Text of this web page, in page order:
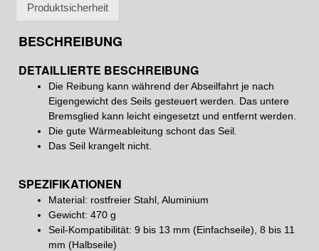
Produktsicherheit
BESCHREIBUNG
DETAILLIERTE BESCHREIBUNG
Die Reibung kann während der Abseilfahrt je nach
Eigengewicht des Seils gesteuert werden. Das untere
Bremsglied kann leicht eingesetzt und entfernt werden.
Die gute Wärmeableitung schont das Seil.
Das Seil krangelt nicht.
SPEZIFIKATIONEN
Material: rostfreier Stahl, Aluminium
Gewicht: 470 g
Seil-Kompatibilität: 9 bis 13 mm (Einfachseile), 8 bis 11
mm (Halbseile)